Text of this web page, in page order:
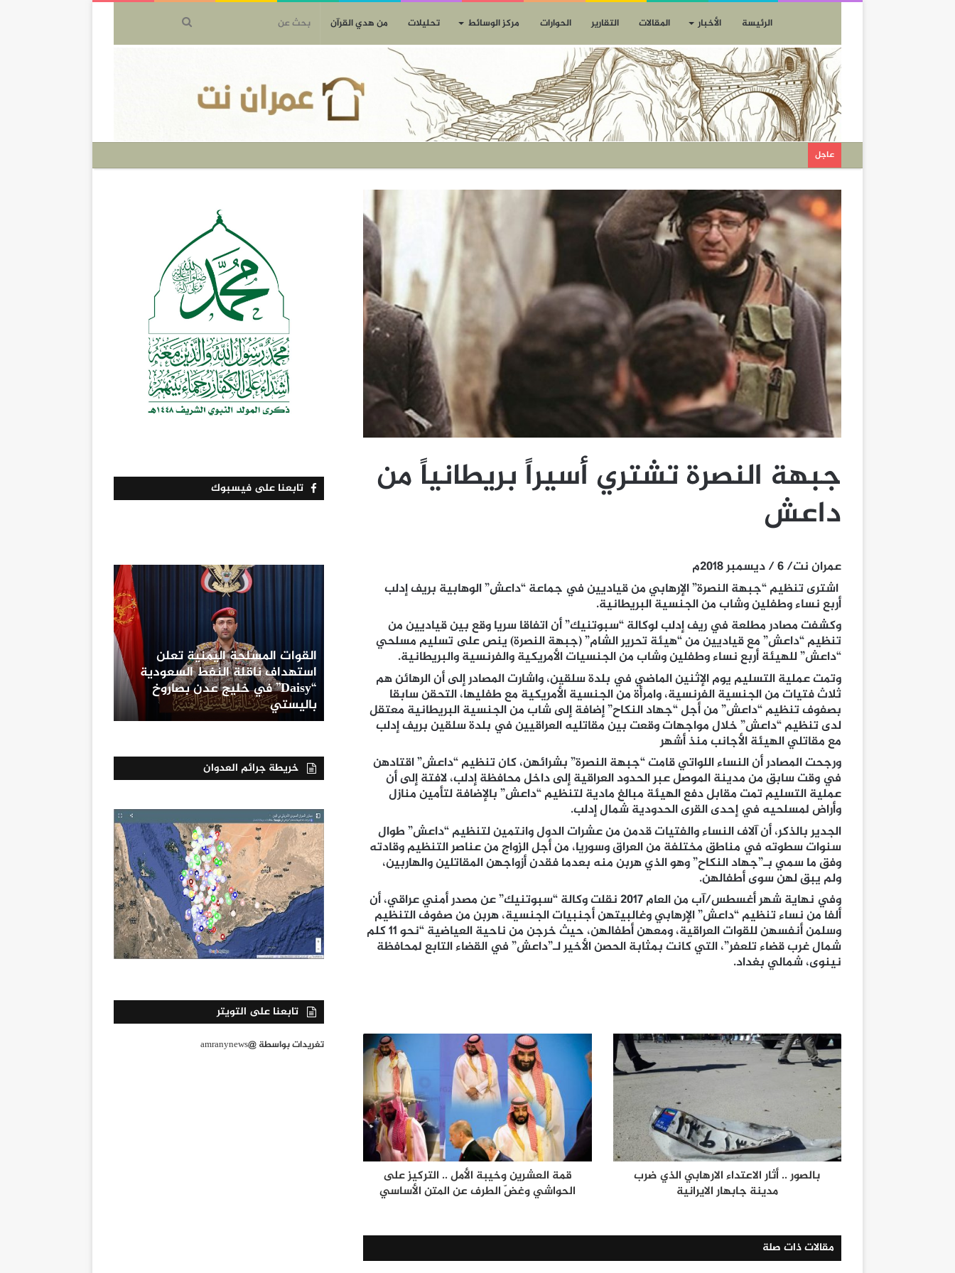
الرئيسة الأخبار المقالات التقارير الحوارات مركز الوسائط تحليلات من هدي القرآن
عاجل
جبهة النصرة تشتري أسيراً بريطانياً من
داعش
عمران نت/ 6 / ديسمبر 2018م
اشترى تنظيم “جبهة النصرة” الإرهابي من قياديين في جماعة “داعش” الوهابية بريف إدلب
أربع نساء وطفلين وشاب من الجنسية البريطانية.
وكشفت مصادر مطلعة في ريف إدلب لوكالة “سبوتنيك” أن اتفاقا سريا وقع بين قياديين من
تنظيم “داعش” مع قياديين من “هيئة تحرير الشام” (جبهة النصرة) ينص على تسليم مسلحي
“داعش” للهيئة أربع نساء وطفلين وشاب من الجنسيات الأمريكية والفرنسية والبريطانية.
وتمت عملية التسليم يوم الإثنين الماضي في بلدة سلقين، واشارت المصادر إلى أن الرهائن هم
ثلاث فتيات من الجنسية الفرنسية، وامرأة من الجنسية الأمريكية مع طفليها، التحقن سابقا
بصفوف تنظيم “داعش” من أجل “جهاد النكاح” إضافة إلى شاب من الجنسية البريطانية معتقل
لدى تنظيم “داعش” خلال مواجهات وقعت بين مقاتليه العراقيين في بلدة سلقين بريف إدلب
مع مقاتلي الهيئة الأجانب منذ أشهر
ورجحت المصادر أن النساء اللواتي قامت “جبهة النصرة” بشرائهن، كان تنظيم “داعش” اقتادهن
في وقت سابق من مدينة الموصل عبر الحدود العراقية إلى داخل محافظة إدلب، لافتة إلى أن
عملية التسليم تمت مقابل دفع الهيئة مبالغ مادية لتنظيم “داعش” بالإضافة لتأمين منازل
وأراض لمسلحيه في إحدى القرى الحدودية شمال إدلب.
الجدير بالذكر، أن آلاف النساء والفتيات قدمن من عشرات الدول وانتمين لتنظيم “داعش” طوال
سنوات سطوته في مناطق مختلفة من العراق وسوريا، من أجل الزواج من عناصر التنظيم وقادته
وفق ما سمي بـ”جهاد النكاح” وهو الذي هربن منه بعدما فقدن أزواجهن المقاتلين والهاربين،
ولم يبق لهن سوى أطفالهن.
وفي نهاية شهر أغسطس/آب من العام 2017 نقلت وكالة “سبوتنيك” عن مصدر أمني عراقي، أن
ألفا من نساء تنظيم “داعش” الإرهابي وغالبيتهن أجنبيات الجنسية، هربن من صفوف التنظيم
وسلمن أنفسهن للقوات العراقية، ومعهن أطفالهن، حيث خرجن من ناحية العياضية “نحو 11 كلم
شمال غرب قضاء تلعفر”، التي كانت بمثابة الحصن الأخير لـ”داعش” في القضاء التابع لمحافظة
نينوى، شمالي بغداد.
بالصور .. أثار الاعتداء الارهابي الذي ضرب
مدينة جابهار الايرانية
قمة العشرين وخيبة الأمل .. التركيز على
الحواشي وغضّ الطرف عن المتن الأساسي
مقالات ذات صلة
تابعنا على فيسبوك
القوات المسلحة اليمنية تعلن
استهداف ناقلة النفط السعودية
“Daisy” في خليج عدن بصاروخ
باليستي
خريطة جرائم العدوان
تابعنا على التويتر
تغريدات بواسطة @amranynews